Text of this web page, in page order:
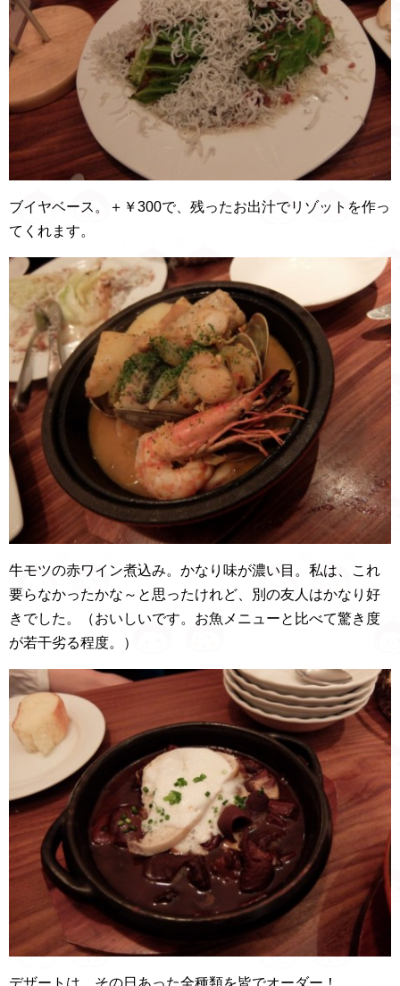
ブイヤベース。＋￥300で、残ったお出汁でリゾットを作っ
てくれます。
牛モツの赤ワイン煮込み。かなり味が濃い目。私は、これ
要らなかったかな～と思ったけれど、別の友人はかなり好
きでした。（おいしいです。お魚メニューと比べて驚き度
が若干劣る程度。）
デザートは、その日あった全種類を皆でオーダー！